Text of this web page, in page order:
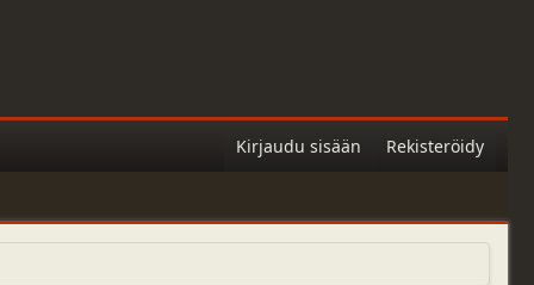
Kirjaudu sisään Rekisteröidy